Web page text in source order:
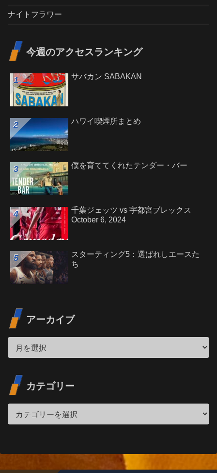
ナイトフラワー
今週のアクセスランキング
サバカン SABAKAN
ハワイ喫煙所まとめ
僕を育ててくれたテンダー・バー
千葉ジェッツ vs 宇都宮ブレックス
October 6, 2024
スターティング5：選ばれしエースた
ち
アーカイブ
カテゴリー